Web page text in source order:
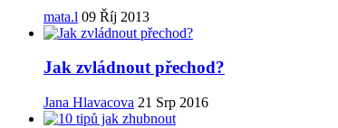
mata.l 09 Říj 2013
Jak zvládnout přechod?
Jana Hlavacova 21 Srp 2016